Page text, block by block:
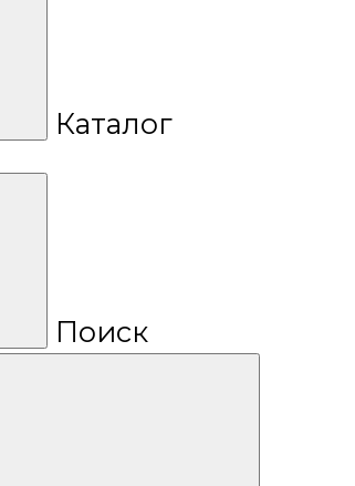
Каталог
Поиск